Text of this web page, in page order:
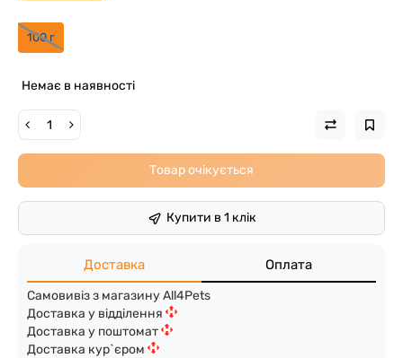
100 г
Немає в наявності
Товар очікується
Купити в 1 клік
Доставка Оплата
Самовивіз з магазину All4Pets
Доставка у відділення
Доставка у поштомат
Доставка кур`єром